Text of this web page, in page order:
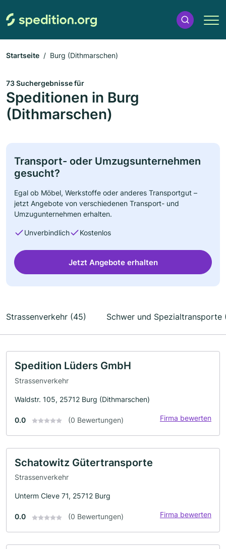
Startseite Burg (Dithmarschen)
73 Suchergebnisse für
Speditionen in Burg
(Dithmarschen)
Transport- oder Umzugsunternehmen
gesucht?
Egal ob Möbel, Werkstoffe oder anderes Transportgut –
jetzt Angebote von verschiedenen Transport- und
Umzugunternehmen erhalten.
Unverbindlich Kostenlos
Jetzt Angebote erhalten
Strassenverkehr (45) Schwer und Spezialtransporte
Spedition Lüders GmbH
Strassenverkehr
Waldstr. 105, 25712 Burg (Dithmarschen)
0.0 (0 Bewertungen) Firma bewerten
Schatowitz Gütertransporte
Strassenverkehr
Unterm Cleve 71, 25712 Burg
0.0 (0 Bewertungen) Firma bewerten